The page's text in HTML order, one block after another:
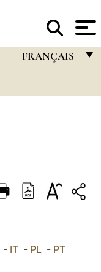
FRANÇAIS
DEUTSCH
العربيّة IT- PL- PT